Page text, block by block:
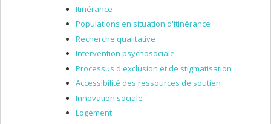
Itinérance
Populations en situation d'itinérance
Recherche qualitative
Intervention psychosociale
Processus d'exclusion et de stigmatisation
Accessibilité des ressources de soutien
Innovation sociale
Logement